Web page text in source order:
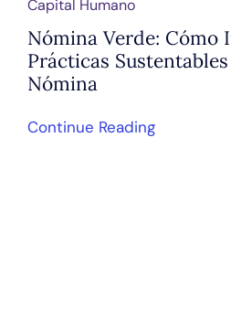
Capital Humano
Nómina Verde: Cómo
Prácticas
Nómina
Continue Reading